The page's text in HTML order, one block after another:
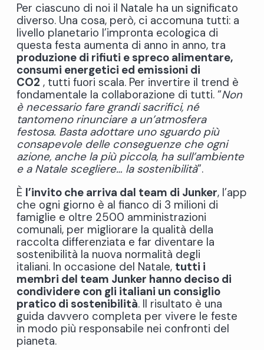
Per ciascuno di noi il Natale ha un significato
diverso. Una cosa, però, ci accomuna tutti: a
livello planetario l’impronta ecologica di
questa festa aumenta di anno in anno, tra
produzione di rifiuti e spreco alimentare,
consumi energetici ed emissioni di
CO2 , tutti fuori scala. Per invertire il trend è
fondamentale la collaborazione di tutti. “Non
è necessario fare grandi sacrifici, né
tantomeno rinunciare a un’atmosfera
festosa. Basta adottare uno sguardo più
consapevole delle conseguenze che ogni
azione, anche la più piccola, ha sull’ambiente
e a Natale scegliere… la sostenibilità”.
È l’invito che arriva dal team di Junker, l’app
che ogni giorno è al fianco di 3 milioni di
famiglie e oltre 2500 amministrazioni
comunali, per migliorare la qualità della
raccolta differenziata e far diventare la
sostenibilità la nuova normalità degli
italiani. In occasione del Natale, tutti i
membri del team Junker hanno deciso di
condividere con gli italiani un consiglio
pratico di sostenibilità. Il risultato è una
guida davvero completa per vivere le feste
in modo più responsabile nei confronti del
pianeta.